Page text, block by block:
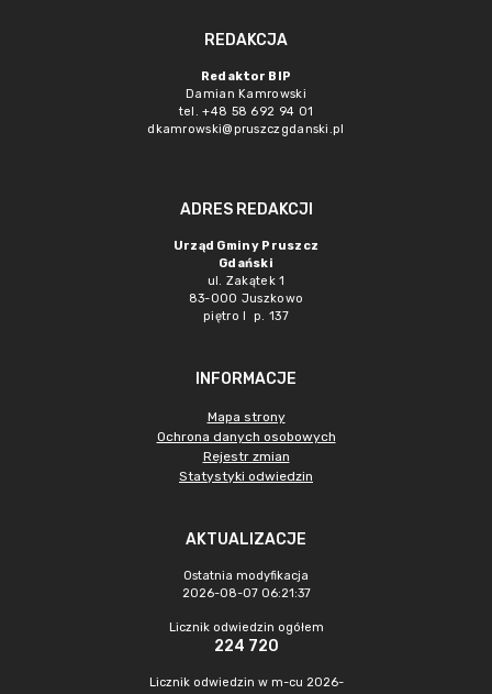
REDAKCJA
Redaktor BIP
Damian Kamrowski
tel. +48 58 692 94 01
dkamrowski@pruszczgdanski.pl
ADRES REDAKCJI
Urząd Gminy Pruszcz
Gdański
ul. Zakątek 1
83-000 Juszkowo
piętro I p. 137
INFORMACJE
Mapa strony
Ochrona danych osobowych
Rejestr zmian
Statystyki odwiedzin
AKTUALIZACJE
Ostatnia modyfikacja
2026-08-07 06:21:37
Licznik odwiedzin ogółem
224 720
Licznik odwiedzin w m-cu 2026-